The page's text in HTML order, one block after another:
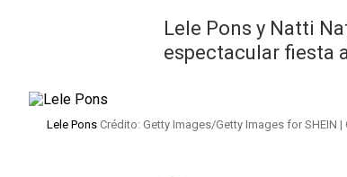
Lele Pons y Natti
espectacular fiesta
Lele Pons Crédito: Getty Images/Getty Images for SHEIN |